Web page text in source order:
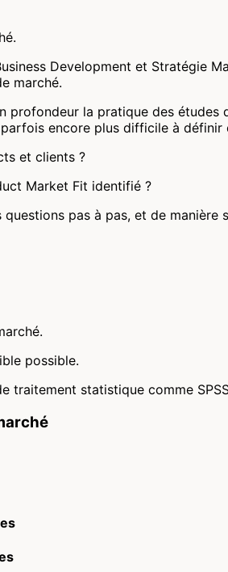
Development et Stratégie
marché.
la pratique des études
encore plus difficile à définir
et clients ?
Market Fit identifié ?
pas à pas, et de manière
possible.
traitement statistique comme